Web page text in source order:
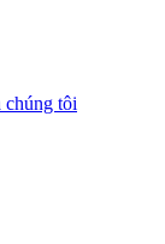
tôi